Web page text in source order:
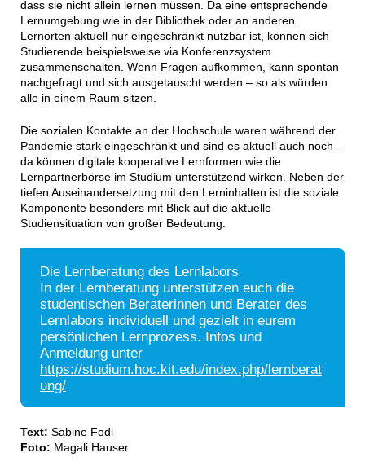
dass sie nicht allein lernen müssen. Da eine entsprechende
Lernumgebung wie in der Bibliothek oder an anderen
Lernorten aktuell nur eingeschränkt nutzbar ist, können sich
Studierende beispielsweise via Konferenzsystem
zusammenschalten. Wenn Fragen aufkommen, kann spontan
nachgefragt und sich ausgetauscht werden – so als würden
alle in einem Raum sitzen.
Die sozialen Kontakte an der Hochschule waren während der
Pandemie stark eingeschränkt und sind es aktuell auch noch –
da können digitale kooperative Lernformen wie die
Lernpartnerbörse im Studium unterstützend wirken. Neben der
tiefen Auseinandersetzung mit den Lerninhalten ist die soziale
Komponente besonders mit Blick auf die aktuelle
Studiensituation von großer Bedeutung.
Die Lernberatung des Lernlabors
In der Lernberatung unterstützen euch die
studentischen Beraterinnen und Berater des
Lernlabors individuell und gezielt in eurem
persönlichen Lernprozess. Infos und
Anmeldung unter
https://studium.hoc.kit.edu/index.php/lernberat
ung/
Text: Sabine Fodi
Foto: Magali Hauser